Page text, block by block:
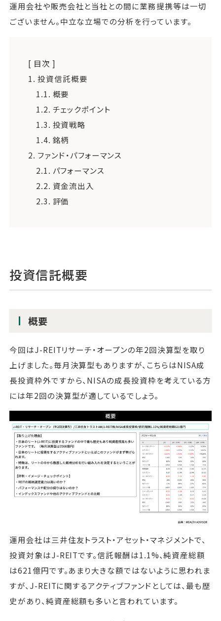
運用会社や販売会社と当社との間に業務提携等は一切
ございません。中立な立場での分析を行っています。
[ 目次 ]
1. 投資信託概要
1.1. 概要
1.2. チェックポイント
1.3. 投資戦略
1.4. 銘柄
2. ファンド・パフォーマンス
2.1. パフォーマンス
2.2. 資金流出入
2.3. 評価
投資信託概要
概要
今回はJ-REITリサーチ・オープンの年2回決算型を取り
上げました。毎月決算型もありますが、こちらはNISA成
長投資枠外ですから、NISAの成長投資枠を考えている方
には年2回の決算型が適しているでしょう。
運用会社は三井住友トラスト・アセット・マネジメントで、
投資対象はJ-REITです。信託報酬は1.1%、純資産総額
は621億円です。あまり大きな額ではないように思われま
すが、J-REITに関するアクティブファンドとしては、最も歴
史があり、純資産総額も多いと言われています。